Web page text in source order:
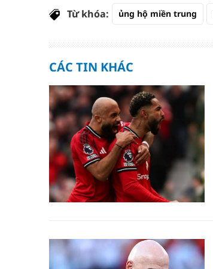
Từ khóa: ủng hộ miền trung
CÁC TIN KHÁC